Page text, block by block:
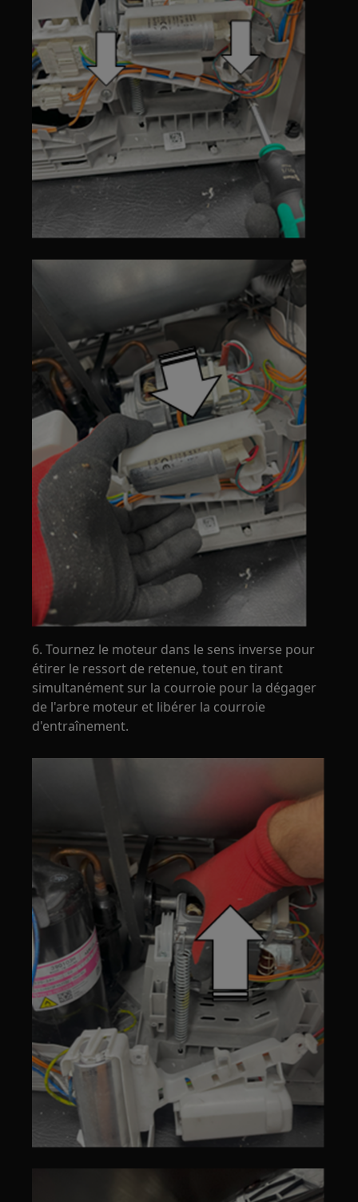
6. Tournez le moteur dans le sens inverse pour
étirer le ressort de retenue, tout en tirant
simultanément sur la courroie pour la dégager
de l'arbre moteur et libérer la courroie
d'entraînement.